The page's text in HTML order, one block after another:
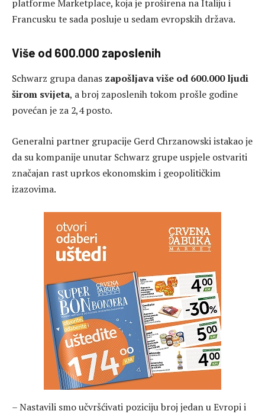
platforme Marketplace, koja je proširena na Italiju i
Francusku te sada posluje u sedam evropskih država.
Više od 600.000 zaposlenih
Schwarz grupa danas zapošljava više od 600.000 ljudi
širom svijeta, a broj zaposlenih tokom prošle godine
povećan je za 2,4 posto.
Generalni partner grupacije Gerd Chrzanowski istakao je
da su kompanije unutar Schwarz grupe uspjele ostvariti
značajan rast uprkos ekonomskim i geopolitičkim
izazovima.
– Nastavili smo učvršćivati poziciju broj jedan u Evropi i